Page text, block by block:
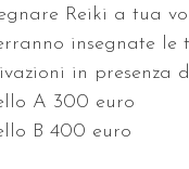
Reiki a tua
insegnate
in presenza
A 300 euro
B 400 euro